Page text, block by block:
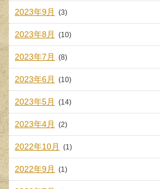
2023年9月 (3)
2023年8月 (10)
2023年7月 (8)
2023年6月 (10)
2023年5月 (14)
2023年4月 (2)
2022年10月 (1)
2022年9月 (1)